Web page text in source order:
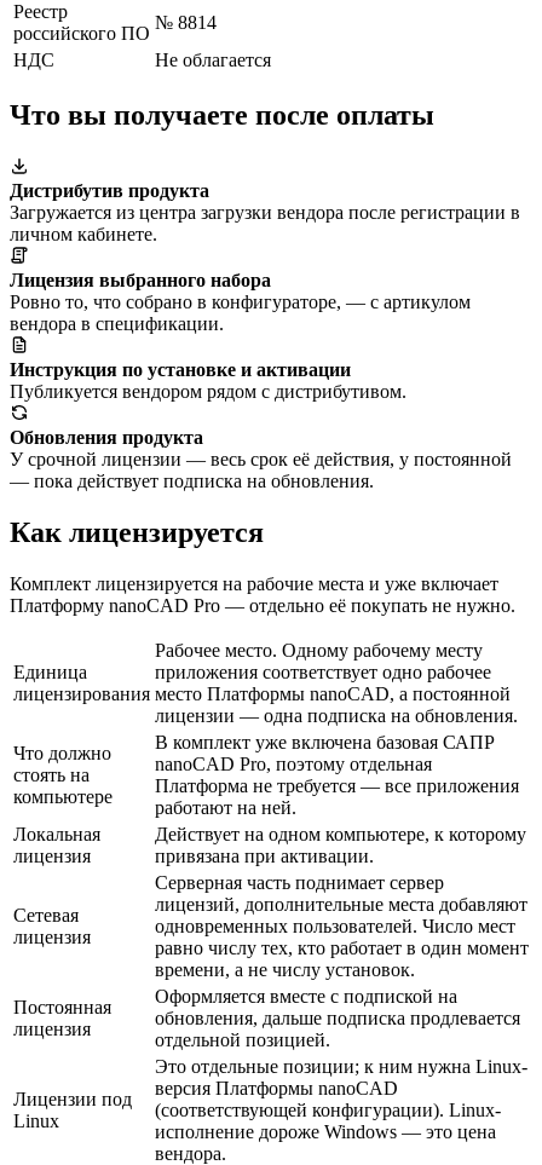
Реестр
российского ПО
№ 8814
НДС
Не облагается
Что вы получаете после оплаты
Дистрибутив продукта
Загружается из центра загрузки вендора после регистрации в
личном кабинете.
Лицензия выбранного набора
Ровно то, что собрано в конфигураторе, — с артикулом
вендора в спецификации.
Инструкция по установке и активации
Публикуется вендором рядом с дистрибутивом.
Обновления продукта
У срочной лицензии — весь срок её действия, у постоянной
— пока действует подписка на обновления.
Как лицензируется
Комплект лицензируется на рабочие места и уже включает
Платформу nanoCAD Pro — отдельно её покупать не нужно.
Единица
лицензирования
Рабочее место. Одному рабочему месту
приложения соответствует одно рабочее
место Платформы nanoCAD, а постоянной
лицензии — одна подписка на обновления.
Что должно
стоять на
компьютере
В комплект уже включена базовая САПР
nanoCAD Pro, поэтому отдельная
Платформа не требуется — все приложения
работают на ней.
Локальная
лицензия
Действует на одном компьютере, к которому
привязана при активации.
Сетевая
лицензия
Серверная часть поднимает сервер
лицензий, дополнительные места добавляют
одновременных пользователей. Число мест
равно числу тех, кто работает в один момент
времени, а не числу установок.
Постоянная
лицензия
Оформляется вместе с подпиской на
обновления, дальше подписка продлевается
отдельной позицией.
Лицензии под
Linux
Это отдельные позиции; к ним нужна Linux-
версия Платформы nanoCAD
(соответствующей конфигурации). Linux-
исполнение дороже Windows — это цена
вендора.